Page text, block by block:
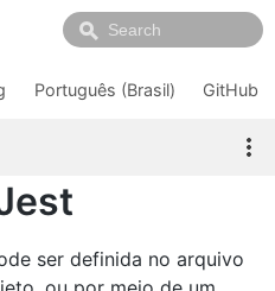
Português (Brasil) GitHub
ser definida no arquivo